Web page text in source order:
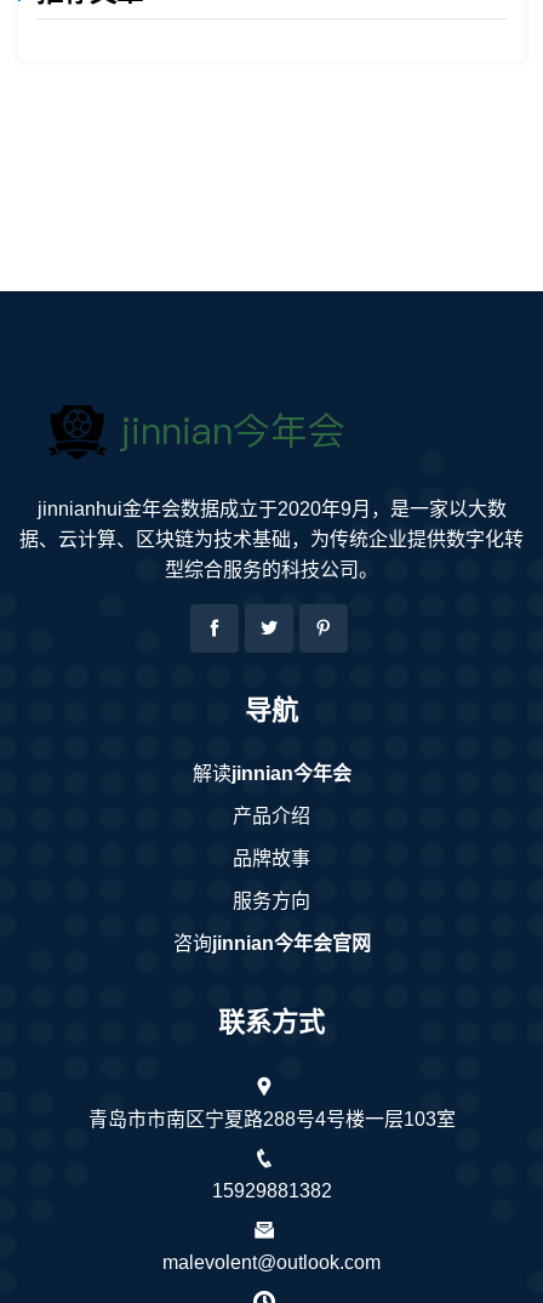
jinnianhui金年会数据成立于2020年9月，是一家以大数
据、云计算、区块链为技术基础，为传统企业提供数字化转
型综合服务的科技公司。
导航
解读jinnian今年会
产品介绍
品牌故事
服务方向
咨询jinnian今年会官网
联系方式
青岛市市南区宁夏路288号4号楼一层103室
15929881382
malevolent@outlook.com